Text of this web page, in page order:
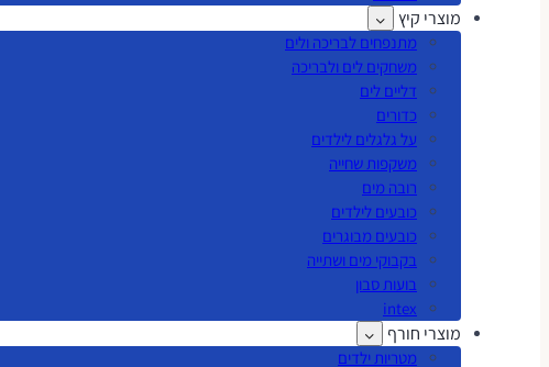
מוצרי קיץ
מתנפחים לבריכה ולים
משחקים לים ולבריכה
דליים לים
כדורים
על גלגלים לילדים
משקפות שחייה
רובה מים
כובעים לילדים
כובעים מבוגרים
בקבוקי מים ושתייה
בועות סבון
intex
מוצרי חורף
מטריות ילדים